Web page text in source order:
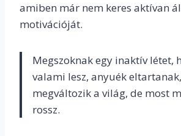
amiben már nem keres aktívan
motivációját.
Megszoknak egy inaktív létet,
valami lesz, anyuék
megváltozik a világ, de most
rossz.